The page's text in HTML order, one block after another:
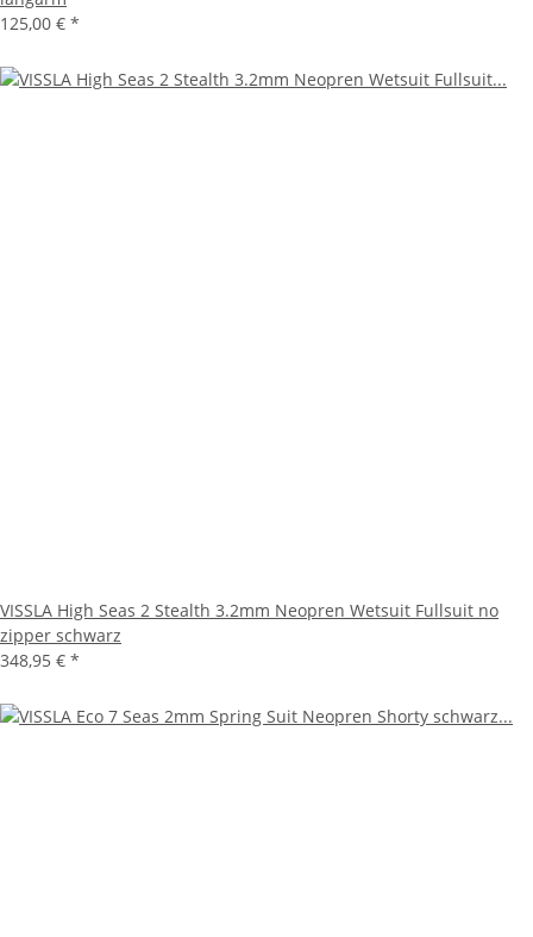
125,00 € *
VISSLA High Seas 2 Stealth 3.2mm Neopren Wetsuit Fullsuit no
zipper schwarz
348,95 € *